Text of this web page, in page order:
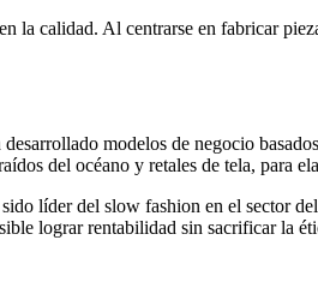
la calidad. Al centrarse en fabricar
desarrollado modelos de negocio
del océano y retales de tela, para
líder del slow fashion en el sector
lograr rentabilidad sin sacrificar la